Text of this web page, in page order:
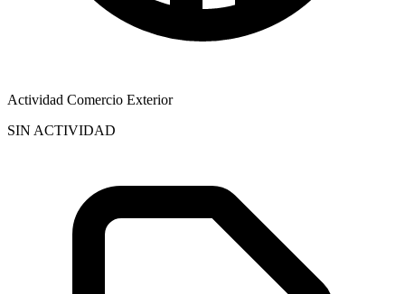
Actividad Comercio Exterior
SIN ACTIVIDAD